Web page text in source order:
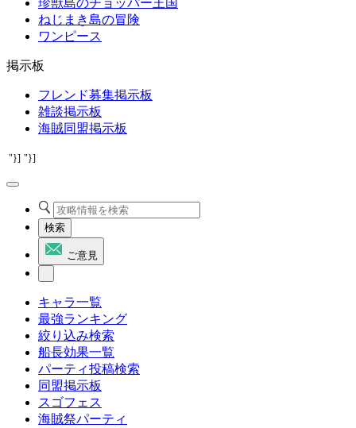
珍獣島のチョッパー王国
ねじまき島の冒険
ワンピース
掲示板
フレンド募集掲示板
雑談掲示板
海賊同盟掲示板
"}] "}]
検索
ご意見
キャラ一覧
最強ランキング
絞り込み検索
船長効果一覧
パーティ投稿検索
同盟掲示板
スゴフェス
海賊祭パーティ